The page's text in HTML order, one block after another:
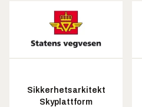
Sikkerhetsarkitekt
Skyplattform